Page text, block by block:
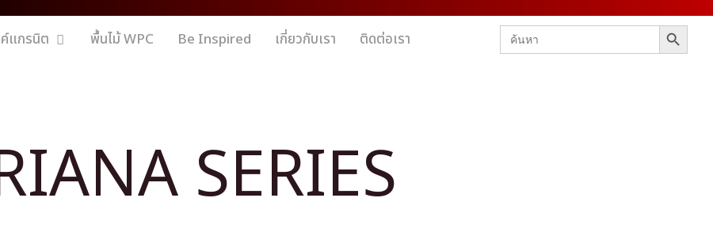
แกรนิต พื้นไม้ WPC Be Inspired เกี่ยวกับเรา ติดต่อเรา Search
for:
SEARCH BUTTON
SERIES